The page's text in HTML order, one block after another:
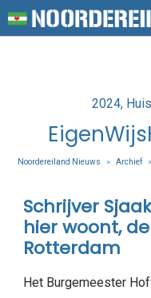
Posted
2024
Noordereiland Nieuws > Archief >
Schrijver
hier woont,
Rotterdam
Het Burgemeester